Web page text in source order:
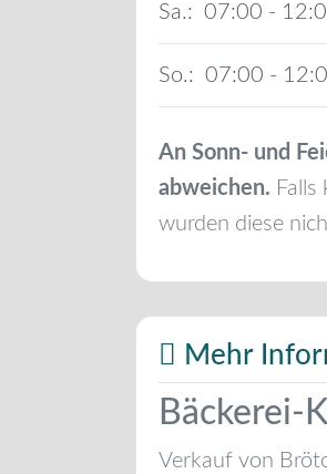
Sa.: 07:00 -
So.: 07:00 -
An Sonn- und
abweichen.
wurden diese
Mehr
Bäckerei-
Verkauf von